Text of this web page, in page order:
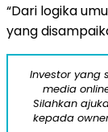
“Dari logika
yang
Investor yang
media
Silahkan
kepada